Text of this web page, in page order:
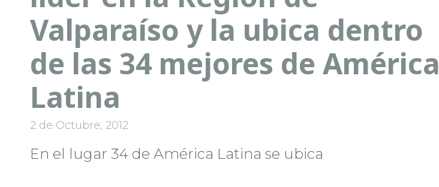
Valparaíso y la ubica dentro
de las 34 mejores de América
Latina
2 de Octubre, 2012
En el lugar 34 de América Latina se ubica